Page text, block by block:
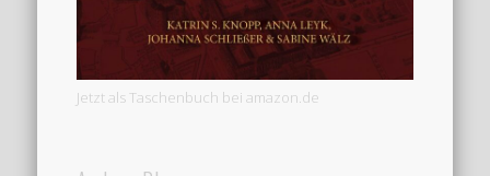
Jetzt als Taschenbuch bei amazon.de